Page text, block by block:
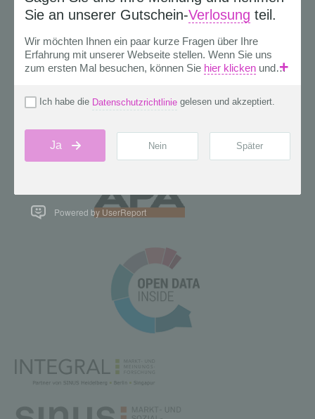
Powered by UserReport